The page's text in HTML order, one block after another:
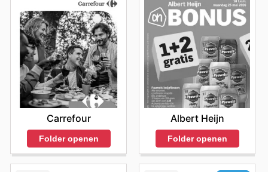
Carrefour
Folder openen
Albert Heijn
Folder openen